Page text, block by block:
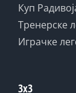
Куп
Тренерске
Играчке
3x3